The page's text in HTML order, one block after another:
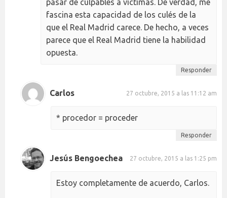
fascina esta capacidad de los culés de la
que el Real Madrid carece. De hecho, a veces
parece que el Real Madrid tiene la habilidad
opuesta.
Responder
Carlos 27 octubre, 2015 a las 11:12 am
* procedor = proceder
Responder
Jesús Bengoechea 27 octubre, 2015 a las 1:25 pm
Estoy completamente de acuerdo, Carlos.